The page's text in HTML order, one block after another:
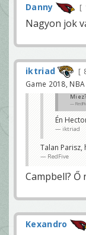
Danny
Nagyon jok
iktriad
Game 2018,
Mi
Én
iktriad
Talan Parisz,
RedFive
Campbell? Ő
Kexandro